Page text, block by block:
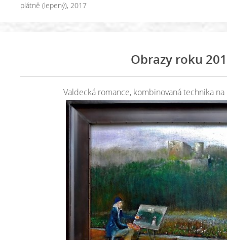
plátně (lepený), 2017
Obrazy roku
Valdecká romance, kombinovaná technika